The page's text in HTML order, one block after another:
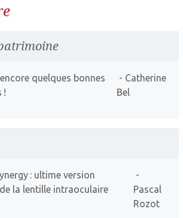
quelques bonnes
!
- Catherine
Bel
: ultime version
la lentille intraoculaire
-
Pascal
Rozot